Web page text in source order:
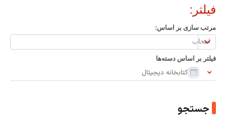
فیلتر:
مرتب سازی بر اساس:
مرتب
سازی
بر
اساس:
فیلتر بر اساس دسته‌ها
کتابخانه دیجیتال
جستجو